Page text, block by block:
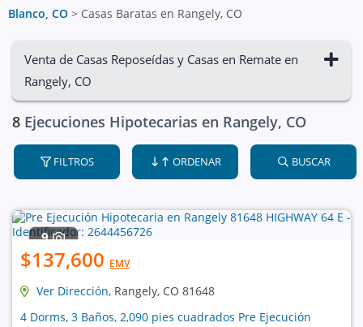
Blanco, CO > Casas Baratas en Rangely, CO
Venta de Casas Reposeídas y Casas en Remate en
Rangely, CO
8 Ejecuciones Hipotecarias en Rangely, CO
FILTROS ORDENAR BUSCAR
9
$137,600 EMV
Ver Dirección, Rangely, CO 81648
4 Dorms, 3 Baños, 2,090 pies cuadrados Pre Ejecución